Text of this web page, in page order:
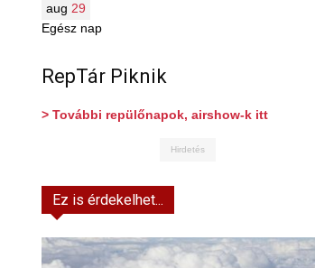
aug 29
Egész nap
RepTár Piknik
> További repülőnapok, airshow-k itt
Hirdetés
Ez is érdekelhet...